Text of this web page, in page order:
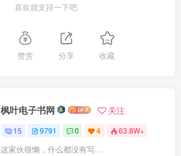
喜欢就支持一下吧
赞赏 分享 收藏
枫叶电子书网 关注
15 9791 0 4 63.8W+
这家伙很懒，什么都没有写...